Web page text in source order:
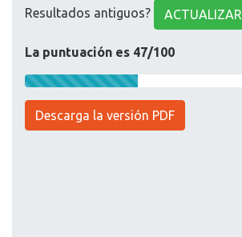
Resultados antiguos? ACTUALIZAR
La puntuación es 47/100
Descarga la versión PDF